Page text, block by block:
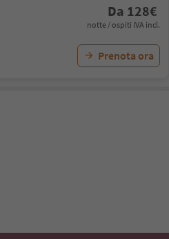
Da 128€
notte / ospiti IVA incl.
Prenota ora